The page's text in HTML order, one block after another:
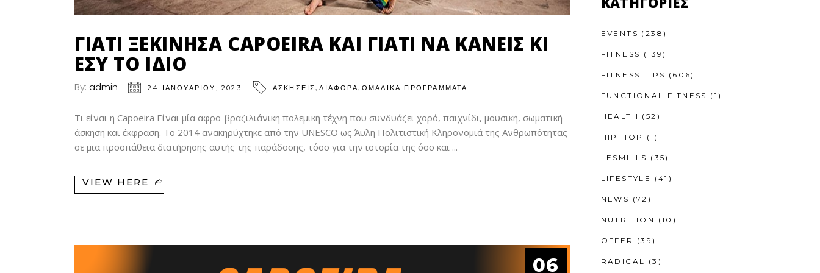
ΓΙΑΤΊ ΞΕΚΊΝΗΣΑ CAPOEIRA ΚΑΙ ΓΙΑΤΊ ΝΑ ΚΆΝΕΙΣ ΚΙ
ΕΣΎ ΤΟ ΊΔΙΟ
By: admin 24 ΙΑΝΟΥΑΡΊΟΥ, 2023 ΑΣΚΗΣΕΙΣ,ΔΙΑΦΟΡΑ, ΟΜΑΔΙΚΑ ΠΡΟΓΡΑΜΜΑΤΑ
Τι είναι η Capoeira Είναι μία αφρο-βραζιλιάνικη πολεμική τέχνη που συνδυάζει χορό, παιχνίδι, μουσική, σωματική
άσκηση και έκφραση. Το 2014 ανακηρύχτηκε από την UNESCO ως Άυλη Πολιτιστική Κληρονομιά της Ανθρωπότητας
σε μια προσπάθεια διατήρησης αυτής της παράδοσης, τόσο για την ιστορία της όσο και
VIEW HERE
06
EVENTS (238)
FITNESS (139)
FITNESS TIPS (606)
FUNCTIONAL FITNESS (1)
HEALTH (52)
HIP HOP (1)
LESMILLS (35)
LIFESTYLE (41)
NEWS (72)
NUTRITION (10)
OFFER (39)
RADICAL (3)